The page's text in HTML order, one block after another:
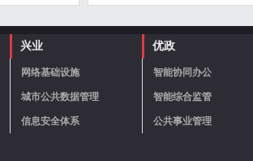
兴业
网络基础设施
城市公共数据管理
信息安全体系
优政
智能协同办公
智能综合监管
公共事业管理